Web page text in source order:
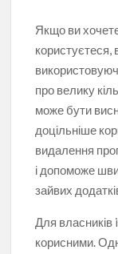
Якщо ви
користуєтеся,
про велику
може бути
доцільніше
видалення
і допоможе
зайвих
Для власників
корисними.